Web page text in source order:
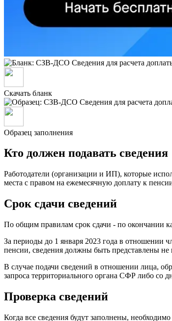
Скачать бланк
Образец заполнения
Кто должен подавать сведения
Работодатели (организации и ИП), которые
места с правом на ежемесячную доплату к
Срок сдачи сведений
По общим правилам срок сдачи - по окончании
За периоды до 1 января 2023 года в отношении
пенсии, сведения должны быть представлены не
В случае подачи сведений в отношении лица,
запроса территориального органа СФР либо со
Проверка сведений
Когда все сведения будут заполнены,